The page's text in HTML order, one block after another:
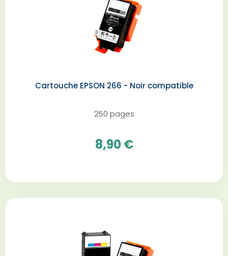
Cartouche EPSON 266 - Noir compatible
250 pages
8,90 €